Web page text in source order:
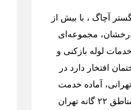
آچاگ ، با بیش از
درخشان، مجموعه‌ای
خدمات لوله بازکنی و
افتخار دارد در
آماده خدمت
رسانی به تمام مناطق ۲۲ گانه تهران